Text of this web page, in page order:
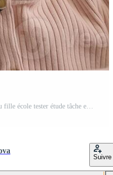
caucasien intelligent content peu fille école tester étude tâche examen l'écriture Remarques classe leçon apprendre écrire cahier enfant écolière enfant élève en train d'étudier apprentissage primaire éducation souriant à caméra à bureau Photo Pro
Suivre